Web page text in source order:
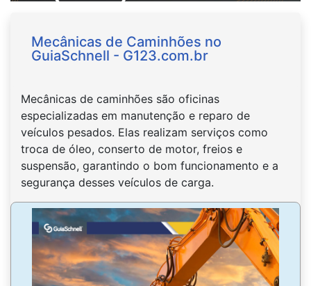
Mecânicas de Caminhões no
GuiaSchnell - G123.com.br
Mecânicas de caminhões são oficinas
especializadas em manutenção e reparo de
veículos pesados. Elas realizam serviços como
troca de óleo, conserto de motor, freios e
suspensão, garantindo o bom funcionamento e a
segurança desses veículos de carga.